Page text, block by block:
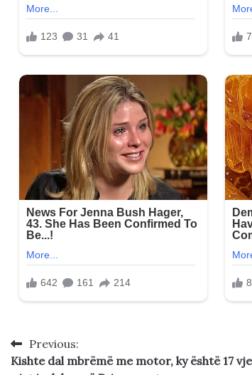
PostPrevious:
Kishte dal mbrëmë me motor, ky është 17